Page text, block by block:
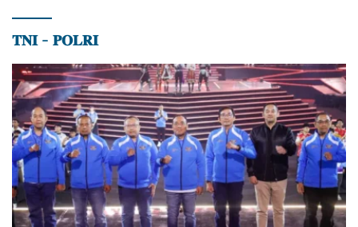
𝐓𝐍𝐈 – 𝐏𝐎𝐋𝐑𝐈